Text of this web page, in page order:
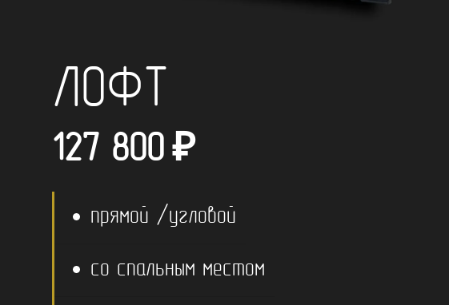
ЛОФТ
127 800 ₽
прямой /угловой
со спальным местом